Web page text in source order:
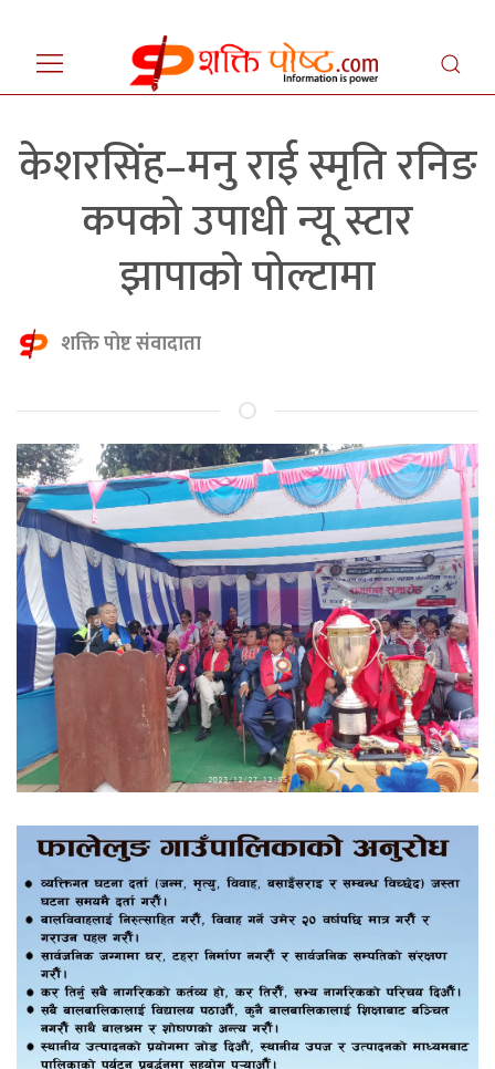
केशरसिंह–मनु राई स्मृति रनिङ
कपको उपाधी न्यू स्टार
झापाको पोल्टामा
शक्ति पोष्ट संवादाता